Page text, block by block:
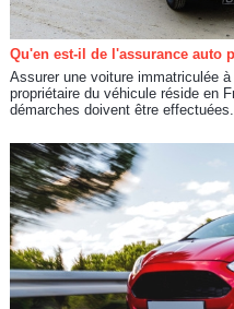
Qu'en est-il de l'assurance auto
Assurer une voiture immatriculée
propriétaire du véhicule réside en
démarches doivent être